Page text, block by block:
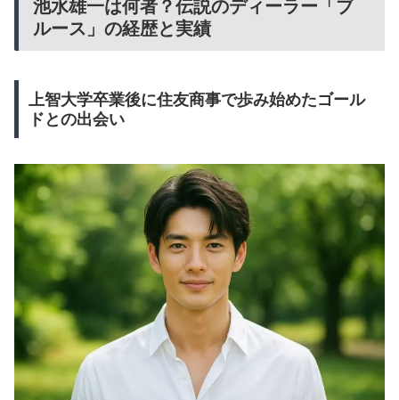
池水雄一は何者？伝説のディーラー「ブ
ルース」の経歴と実績
上智大学卒業後に住友商事で歩み始めたゴール
ドとの出会い